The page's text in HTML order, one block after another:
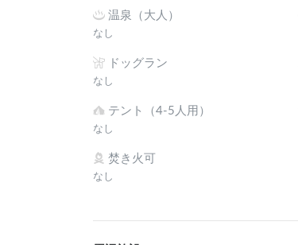
温泉（大人）
なし
ドッグラン
なし
テント（4-5人用）
なし
焚き火可
なし